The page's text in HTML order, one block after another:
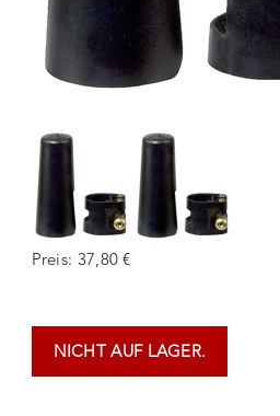
Preis: 37,80 €
NICHT AUF LAGER.